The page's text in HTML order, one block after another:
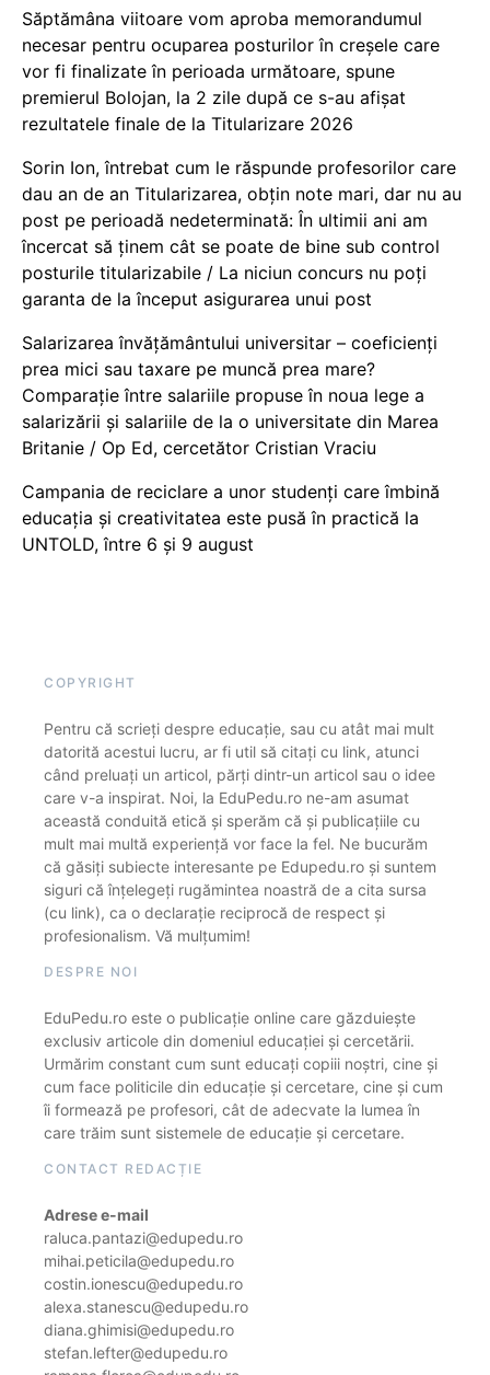
Săptămâna viitoare vom aproba memorandumul
necesar pentru ocuparea posturilor în creșele care
vor fi finalizate în perioada următoare, spune
premierul Bolojan, la 2 zile după ce s-au afișat
rezultatele finale de la Titularizare 2026
Sorin Ion, întrebat cum le răspunde profesorilor care
dau an de an Titularizarea, obțin note mari, dar nu au
post pe perioadă nedeterminată: În ultimii ani am
încercat să ținem cât se poate de bine sub control
posturile titularizabile / La niciun concurs nu poți
garanta de la început asigurarea unui post
Salarizarea învățământului universitar – coeficienți
prea mici sau taxare pe muncă prea mare?
Comparație între salariile propuse în noua lege a
salarizării și salariile de la o universitate din Marea
Britanie / Op Ed, cercetător Cristian Vraciu
Campania de reciclare a unor studenți care îmbină
educația și creativitatea este pusă în practică la
UNTOLD, între 6 și 9 august
COPYRIGHT
Pentru că scrieți despre educație, sau cu atât mai mult
datorită acestui lucru, ar fi util să citați cu link, atunci
când preluați un articol, părți dintr-un articol sau o idee
care v-a inspirat. Noi, la EduPedu.ro ne-am asumat
această conduită etică și sperăm că și publicațiile cu
mult mai multă experiență vor face la fel. Ne bucurăm
că găsiți subiecte interesante pe Edupedu.ro și suntem
siguri că înțelegeți rugămintea noastră de a cita sursa
(cu link), ca o declarație reciprocă de respect și
profesionalism. Vă mulțumim!
DESPRE NOI
EduPedu.ro este o publicație online care găzduiește
exclusiv articole din domeniul educației și cercetării.
Urmărim constant cum sunt educați copiii noștri, cine și
cum face politicile din educație și cercetare, cine și cum
îi formează pe profesori, cât de adecvate la lumea în
care trăim sunt sistemele de educație și cercetare.
CONTACT REDACȚIE
Adrese e-mail
raluca.pantazi@edupedu.ro
mihai.peticila@edupedu.ro
costin.ionescu@edupedu.ro
alexa.stanescu@edupedu.ro
diana.ghimisi@edupedu.ro
stefan.lefter@edupedu.ro